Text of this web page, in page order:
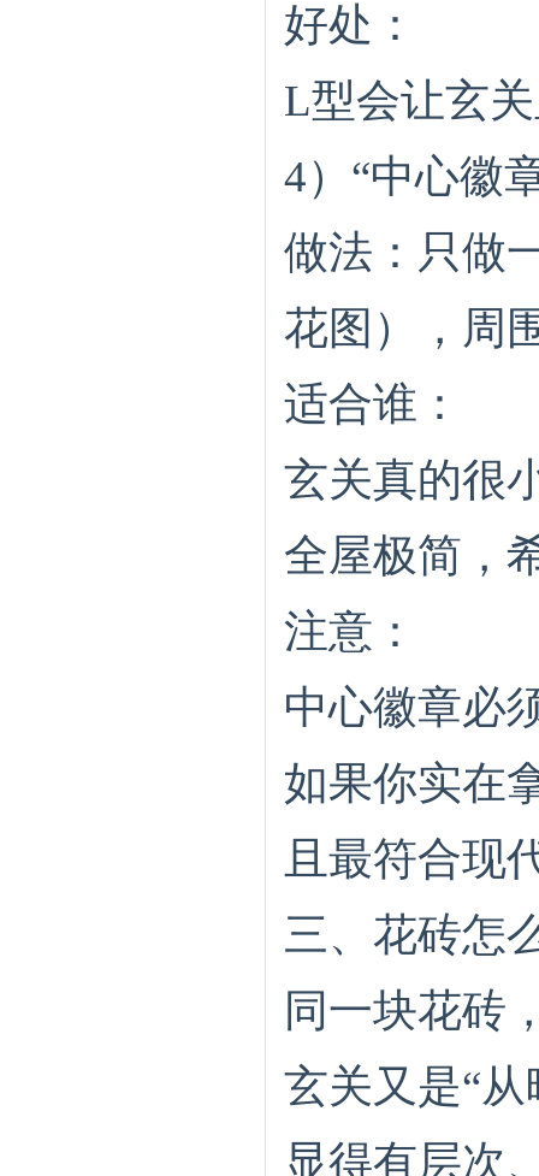
好处：
L型会让玄
4）“中心徽
做法：只做
花图），周
适合谁：
玄关真的很
全屋极简，
注意：
中心徽章必
如果你实在
且最符合现
三、花砖怎
同一块花砖
玄关又是“
显得有层次